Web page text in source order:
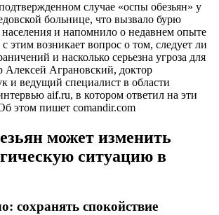
случае «оспы обезьян» у
больнице, что вызвало бурю
и напомнило о недавнем опыте
этим возникает вопрос о том, следует ли
и насколько серьезна угроза для
Алексей Аграновский, доктор
и ведущий специалист в области
aif.ru, в котором ответил на эти
этом пишет comandir.com
может изменить
ситуацию в
сохранять спокойствие